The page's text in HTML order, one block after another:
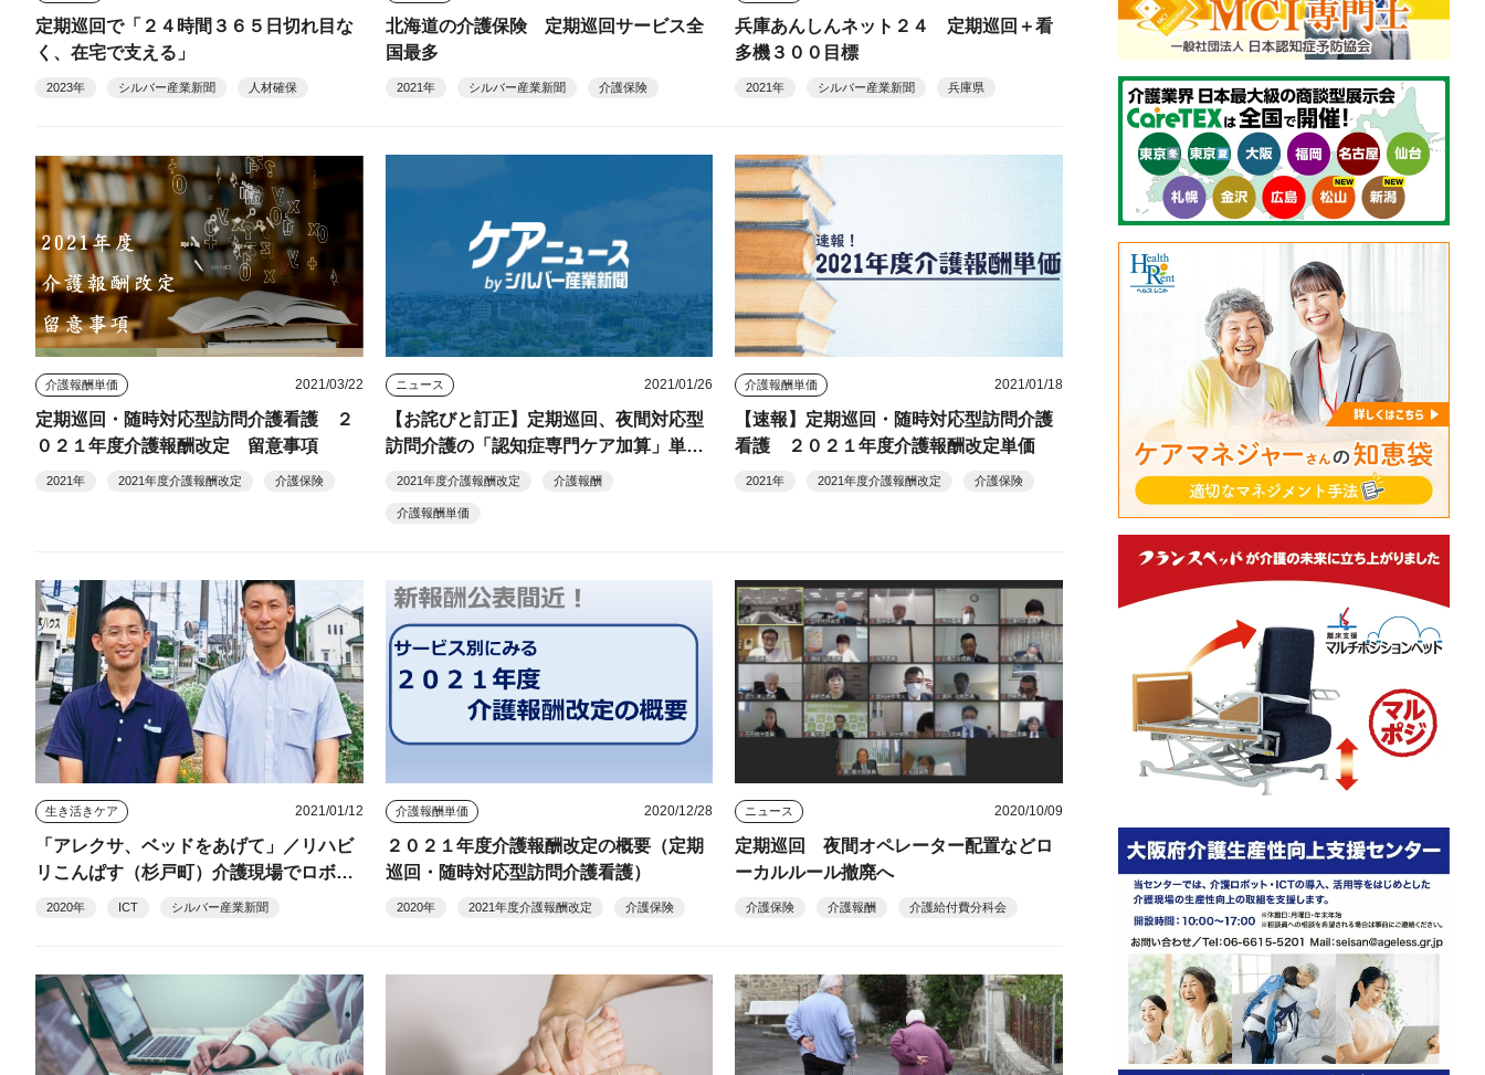
定期巡回で「２４時間３６５日切れ目な
く、在宅で支える」
2023年 シルバー産業新聞 人材確保
北海道の介護保険 定期巡回サービス全
国最多
2021年 シルバー産業新聞 介護保険
兵庫あんしんネット２４ 定期巡回＋看
多機３００目標
2021年 シルバー産業新聞 兵庫県
介護報酬単価 2021/03/22
定期巡回・随時対応型訪問介護看護 ２
０２１年度介護報酬改定 留意事項
2021年 2021年度介護報酬改定 介護保険
ニュース 2021/01/26
【お詫びと訂正】定期巡回、夜間対応型
訪問介護の「認知症専門ケア加算」単位
数2021年度介護報酬改定 介護報酬
介護報酬単価
介護報酬単価 2021/01/18
【速報】定期巡回・随時対応型訪問介護
看護 ２０２１年度介護報酬改定単価
2021年 2021年度介護報酬改定 介護保険
生き活きケア 2021/01/12
「アレクサ、ベッドをあげて」／リハビ
リこんぱす（杉戸町）介護現場でロボッ
ト・ICTを活用して、利用者の自立した
2020年 ICT シルバー産業新聞
介護報酬単価 2020/12/28
２０２１年度介護報酬改定の概要（定期
巡回・随時対応型訪問介護看護）
2020年 2021年度介護報酬改定 介護保険
ニュース 2020/10/09
定期巡回 夜間オペレーター配置などロ
ーカルルール撤廃へ
介護保険 介護報酬 介護給付費分科会